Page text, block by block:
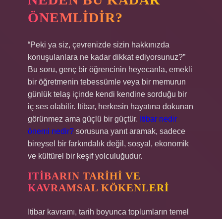
ÖNEMLIDIR?
“Peki ya siz, çevrenizde sizin hakkınızda
konuşulanlara ne kadar dikkat ediyorsunuz?”
Bu soru, genç bir öğrencinin heyecanla, emekli
bir öğretmenin tebessümle veya bir memurun
günlük telaş içinde kendi kendine sorduğu bir
iç ses olabilir. Itibar, herkesin hayatına dokunan
görünmez ama güçlü bir güçtür. Itibar nedir
önemi nedir? sorusuna yanıt aramak, sadece
bireysel bir farkındalık değil, sosyal, ekonomik
ve kültürel bir keşif yolculuğudur.
ITIBARIN TARIHI VE
KAVRAMSAL KÖKENLERI
Itibar kavramı, tarih boyunca toplumların temel